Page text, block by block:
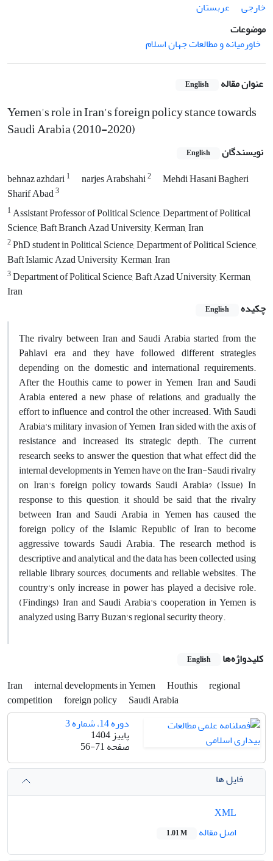
خارجی
عربستان
موضوعات
خاورمیانه و مطالعات جهان اسلام
عنوان مقاله English
Yemen's role in Iran's foreign policy stance towards
Saudi Arabia (2010-2020)
نویسندگان English
behnaz azhdari1 narjes Arabshahi2
Mehdi Hasani Bagheri
Sharif Abad3
1Assistant Professor of Political Science, Department of Political
Science, Baft Branch Azad University, Kerman, Iran
2PhD student in Political Science, Department of Political Science,
Baft Islamic Azad University, Kerman, Iran
3Department of Political Science, Baft Azad University, Kerman,
Iran
چکیده
English
The rivalry between Iran and Saudi Arabia started from the
Pahlavi era and they have followed different strategies
depending on the domestic and international requirements.
After the Houthis came to power in Yemen, Iran and Saudi
Arabia entered a new phase of relations, and gradually the
effort to influence and control the other increased. With Saudi
Arabia's military invasion of Yemen, Iran sided with the axis of
resistance and increased its strategic depth. The current
research seeks to answer the question that what effect did the
internal developments in Yemen have on the Iran-Saudi rivalry
on Iran's foreign policy towards Saudi Arabia? (Issue) In
response to this question, it should be said that the rivalry
between Iran and Saudi Arabia in Yemen has caused the
foreign policy of the Islamic Republic of Iran to become
aggressive towards Saudi Arabia. The research method is
descriptive and analytical and the data has been collected using
reliable library sources, documents and reliable websites. The
country's only increase in power has played a decisive role.
(Findings) Iran and Saudi Arabia's cooperation in Yemen is
analyzed using Barry Buzan's regional security theory.
کلیدواژه‌ها English
Iran internal developments in Yemen Houthis
regional
competition
foreign policy
Saudi Arabia
دوره 14، شماره 3
پاییز 1404
صفحه56-71
فایل ها
اصل مقاله
1.01 M